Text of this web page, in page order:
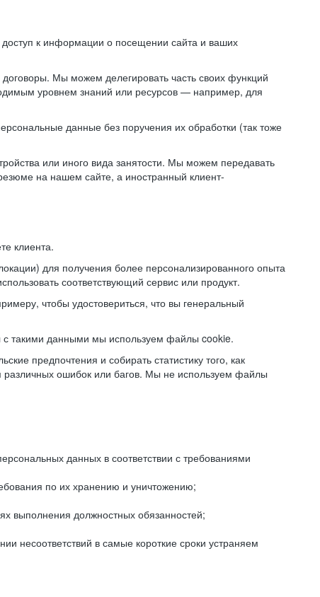
к информации о посещении сайта и ваших
Мы можем делегировать часть своих функций
уровнем знаний или ресурсов — например, для
данные без поручения их обработки (так тоже
или иного вида занятости. Мы можем передавать
на нашем сайте, а иностранный клиент-
клиента.
для получения более персонализированного опыта
соответствующий сервис или продукт.
чтобы удостовериться, что вы генеральный
такими данными мы используем файлы cookie.
предпочтения и собирать статистику того, как
различных ошибок или багов. Мы не используем файлы
данных в соответствии с требованиями
по их хранению и уничтожению;
выполнения должностных обязанностей;
несоответствий в самые короткие сроки устраняем